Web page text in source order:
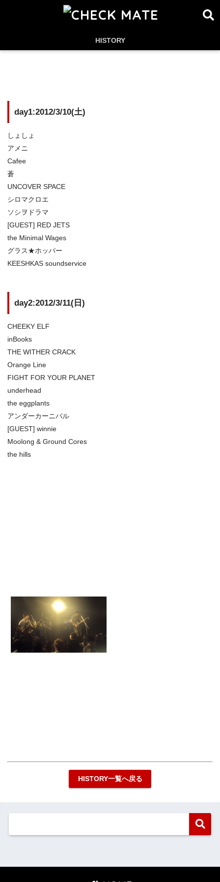
HISTORY
day1:2012/3/10(土)
しょしょ
アメニ
Cafee
蒼
UNCOVER SPACE
シロマクロエ
ソシヲドラマ
[GUEST] RED JETS
the Minimal Wages
グラス★ホッパー
KEESHKAS soundservice
day2:2012/3/11(日)
CHEEKY ELF
inBooks
THE WITHER CRACK
Orange Line
FIGHT FOR YOUR PLANET
underhead
the eggplants
アンダーカーニバル
[GUEST] winnie
Moolong & Ground Cores
the hills
HISTORY一覧へ戻る